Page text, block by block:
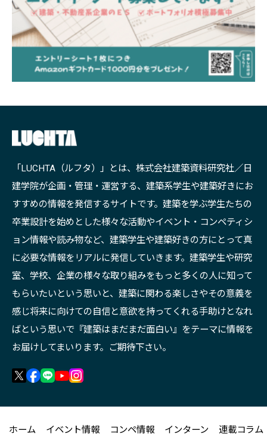
「LUCHTA（ルフタ）」とは、株式会社建築資料研究社／日
建学院が企画・管理・運営する、建築系学生や建築好きにお
すすめの情報を発信するサイトです。建築を学ぶ学生たちの
卒業設計を始めとした様々な活動やイベント・コンペティシ
ョン情報や読み物など、建築学生や建築好きの方にとって真
に必要な情報をリアルに発信していきます。建築学生や研究
室、学校、企業の様々な取り組みをもっと多くの人に知って
もらいたいという思いと、建築に関わる楽しさやその意義を
感じ将来に向けての自信と意欲を持ってくれる手助けとなれ
ばという思いで『建築はまだまだ面白い』をテーマに情報を
お届けしてまいります。ご期待下さい。
ホーム イベント情報 コンペ情報 インターン 連載コラム